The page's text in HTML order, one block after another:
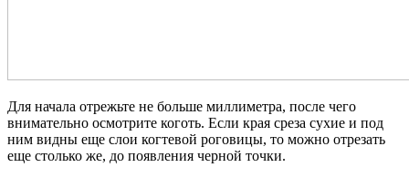
Для начала отрежьте не больше миллиметра, после чего
внимательно осмотрите коготь. Если края среза сухие и под
ним видны еще слои когтевой роговицы, то можно отрезать
еще столько же, до появления черной точки.